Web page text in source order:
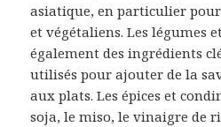
asiatique, en particulier
et végétaliens. Les légumes
également des ingrédients
utilisés pour ajouter de la
aux plats. Les épices et
soja, le miso, le vinaigre de